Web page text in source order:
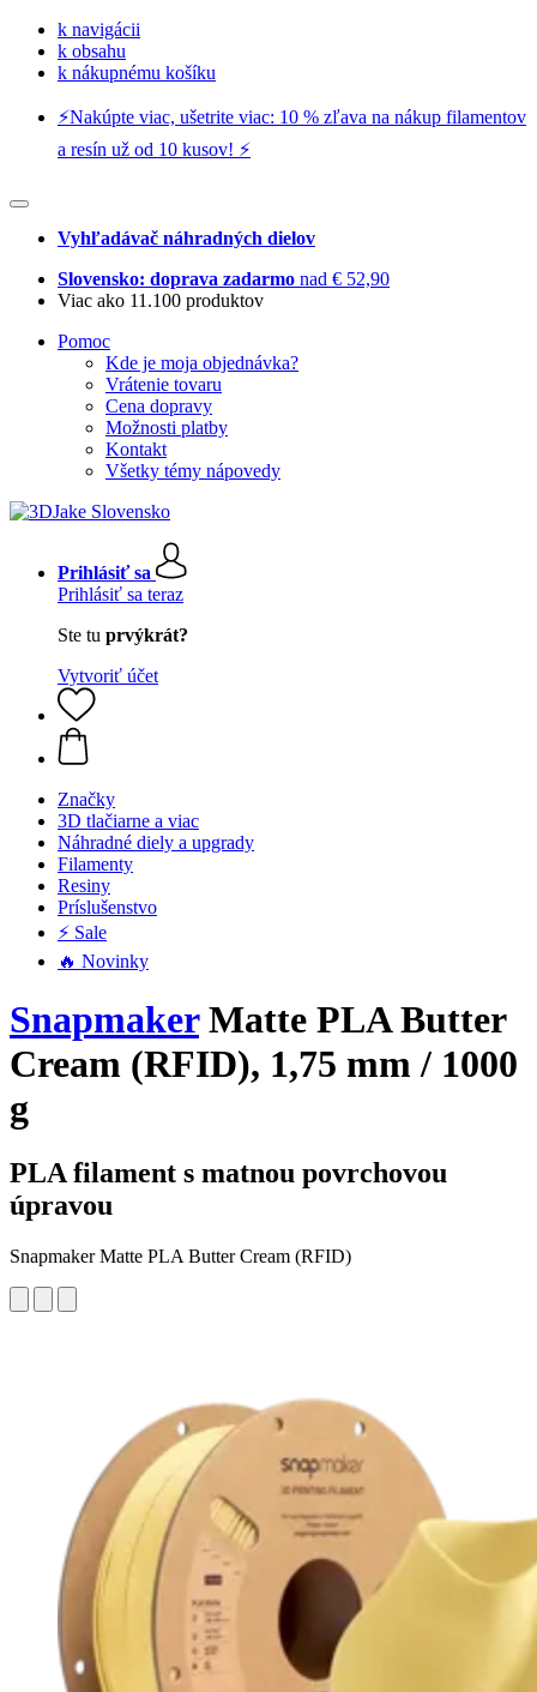
k navigácii
k obsahu
k nákupnému košíku
⚡️Nakúpte viac, ušetrite viac: 10 % zľava na nákup filamentov
a resín už od 10 kusov! ⚡️
Vyhľadávač náhradných dielov
Slovensko: doprava zadarmo nad € 52,90
Viac ako 11.100 produktov
Pomoc
Kde je moja objednávka?
Vrátenie tovaru
Cena dopravy
Možnosti platby
Kontakt
Všetky témy nápovedy
Prihlásiť sa
Prihlásiť sa teraz
Ste tu prvýkrát?
Vytvoriť účet
Značky
3D tlačiarne a viac
Náhradné diely a upgrady
Filamenty
Resiny
Príslušenstvo
⚡ Sale
🔥 Novinky
SnapmakerMatte PLA Butter
Cream (RFID), 1,75 mm / 1000
g
PLA filament s matnou povrchovou
úpravou
Snapmaker Matte PLA Butter Cream (RFID)